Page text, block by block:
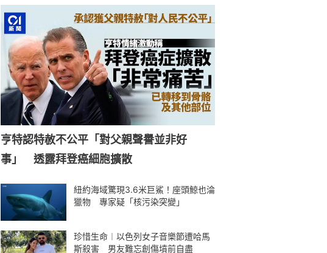
亨特認特赦不公平「對父親聲譽並非好
事」 透露拜登癌細胞擴散
紐約海域驚現3.6米巨鯊！座頭鯨也淪
獵物 專家疑「核污染突變」
珍惜生命︱以色列女子音樂節遭哈馬
斯殺害 男友難忘創傷墳前自盡